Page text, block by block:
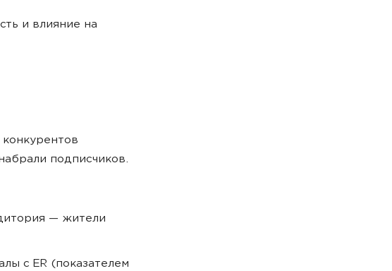
и влияние на
подписчиков.
— жители
с ER (показателем